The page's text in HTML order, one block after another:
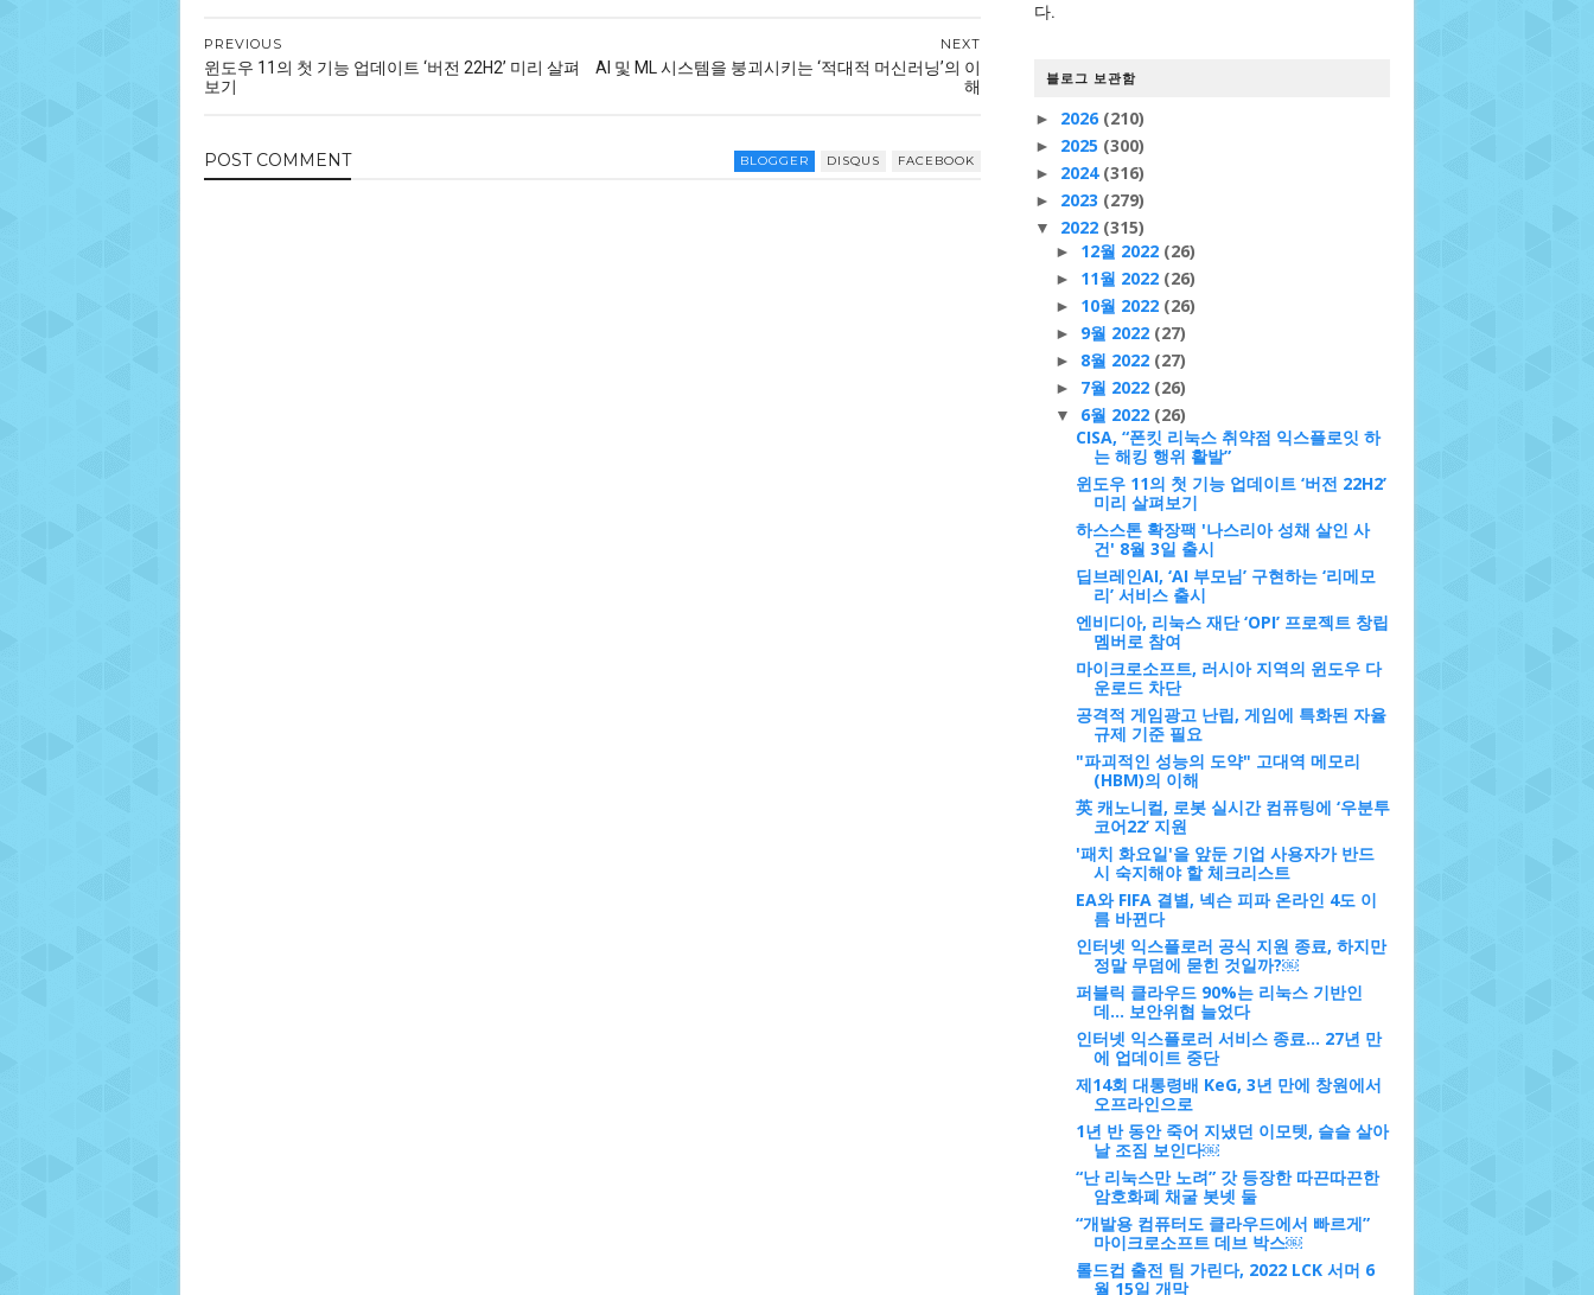
NEXT
AI 및 ML 시스템을 붕괴시키는 ‘적대적 머신러닝’의 이
해
PREVIOUS
윈도우 11의 첫 기능 업데이트 ‘버전 22H2’ 미리 살펴
보기
POST COMMENT BLOGGER DISQUS FACEBOOK
다.
블로그 보관함
► 2026 (210)
► 2025 (300)
► 2024 (316)
► 2023 (279)
▼ 2022 (315)
► 12월 2022 (26)
► 11월 2022 (26)
► 10월 2022 (26)
► 9월 2022 (27)
► 8월 2022 (27)
► 7월 2022 (26)
▼ 6월 2022 (26)
CISA, “폰킷 리눅스 취약점 익스플로잇 하
는 해킹 행위 활발”
윈도우 11의 첫 기능 업데이트 ‘버전 22H2’
미리 살펴보기
하스스톤 확장팩 '나스리아 성채 살인 사
건' 8월 3일 출시
딥브레인AI, ‘AI 부모님’ 구현하는 ‘리메모
리’ 서비스 출시
엔비디아, 리눅스 재단 ‘OPI’ 프로젝트 창립
멤버로 참여
마이크로소프트, 러시아 지역의 윈도우 다
운로드 차단
공격적 게임광고 난립, 게임에 특화된 자율
규제 기준 필요
"파괴적인 성능의 도약" 고대역 메모리
(HBM)의 이해
英 캐노니컬, 로봇 실시간 컴퓨팅에 ‘우분투
코어22’ 지원
'패치 화요일'을 앞둔 기업 사용자가 반드
시 숙지해야 할 체크리스트
EA와 FIFA 결별, 넥슨 피파 온라인 4도 이
름 바뀐다
인터넷 익스플로러 공식 지원 종료, 하지만
정말 무덤에 묻힌 것일까?￼
퍼블릭 클라우드 90%는 리눅스 기반인
데... 보안위협 늘었다
인터넷 익스플로러 서비스 종료... 27년 만
에 업데이트 중단
제14회 대통령배 KeG, 3년 만에 창원에서
오프라인으로
1년 반 동안 죽어 지냈던 이모텟, 슬슬 살아
날 조짐 보인다￼
“난 리눅스만 노려” 갓 등장한 따끈따끈한
암호화폐 채굴 봇넷 둘
“개발용 컴퓨터도 클라우드에서 빠르게”
마이크로소프트 데브 박스￼
롤드컵 출전 팀 가린다, 2022 LCK 서머 6
월 15일 개막